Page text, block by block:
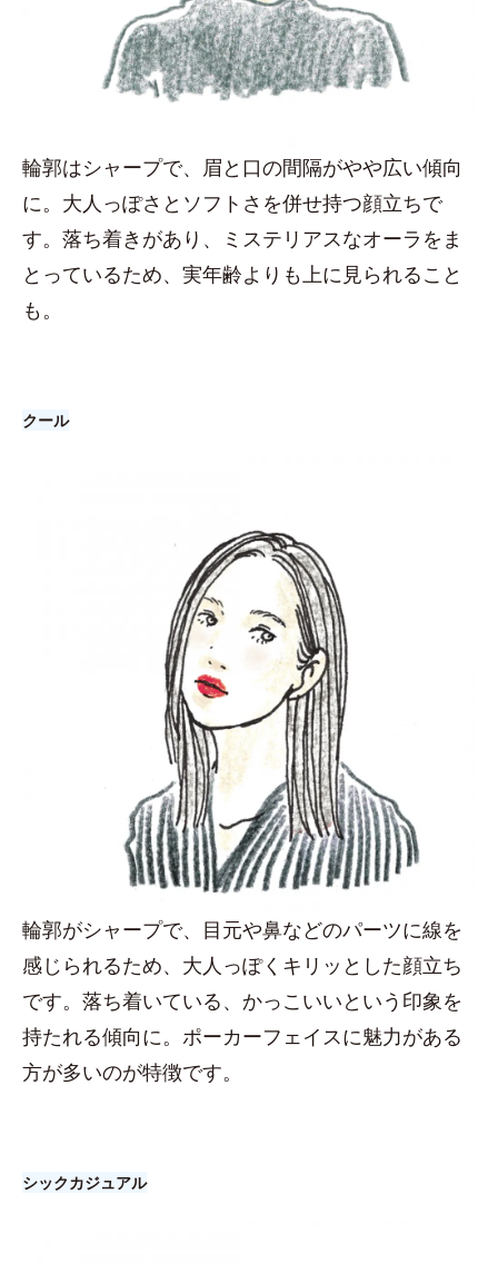
輪郭はシャープで、眉と口の間隔がやや広い傾向
に。大人っぽさとソフトさを併せ持つ顔立ちで
す。落ち着きがあり、ミステリアスなオーラをま
とっているため、実年齢よりも上に見られること
も。
クール
輪郭がシャープで、目元や鼻などのパーツに線を
感じられるため、大人っぽくキリッとした顔立ち
です。落ち着いている、かっこいいという印象を
持たれる傾向に。ポーカーフェイスに魅力がある
方が多いのが特徴です。
シックカジュアル